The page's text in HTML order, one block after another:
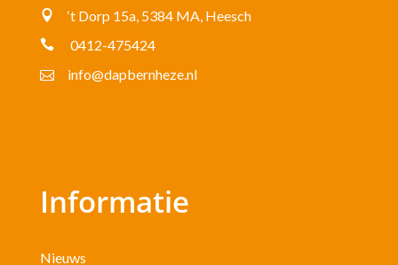
 ‘t Dorp 15a, 5384 MA, Heesch
 0412-475424
 info@dapbernheze.nl
Informatie
Nieuws